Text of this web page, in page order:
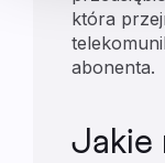
która
abonenta.
Jakie